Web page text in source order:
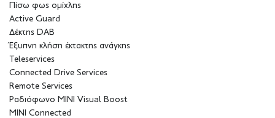
Πίσω φως ομίχλης
Active Guard
Δέκτης DAB
Έξυπνη κλήση έκτακτης ανάγκης
Teleservices
Connected Drive Services
Remote Services
Ραδιόφωνο MINI Visual Boost
MINI Connected